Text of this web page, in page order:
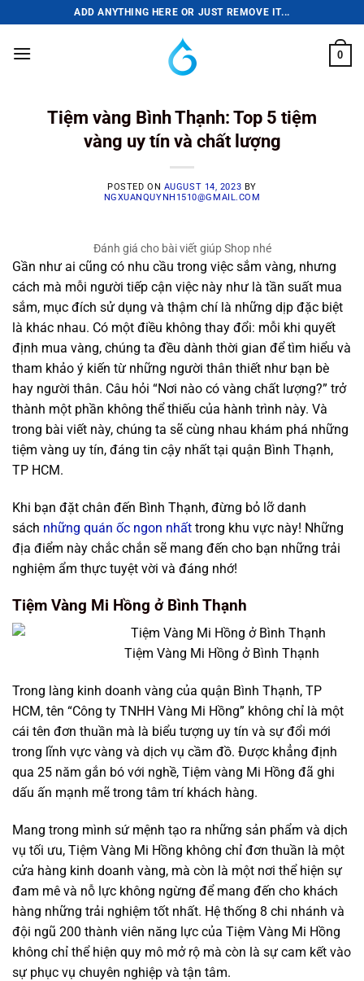
to
content
ADD ANYTHING HERE OR JUST REMOVE IT...
0
Tiệm vàng Bình Thạnh: Top 5 tiệm
vàng uy tín và chất lượng
POSTED ON AUGUST 14, 2023 BY
NGXUANQUYNH1510@GMAIL.COM
Đánh giá cho bài viết giúp Shop nhé
Gần như ai cũng có nhu cầu trong việc sắm vàng, nhưng
cách mà mỗi người tiếp cận việc này như là tần suất mua
sắm, mục đích sử dụng và thậm chí là những dịp đặc biệt
là khác nhau. Có một điều không thay đổi: mỗi khi quyết
định mua vàng, chúng ta đều dành thời gian để tìm hiểu và
tham khảo ý kiến từ những người thân thiết như bạn bè
hay người thân. Câu hỏi “Nơi nào có vàng chất lượng?” trở
thành một phần không thể thiếu của hành trình này. Và
trong bài viết này, chúng ta sẽ cùng nhau khám phá những
tiệm vàng uy tín, đáng tin cậy nhất tại quận Bình Thạnh,
TP HCM.
Khi bạn đặt chân đến Bình Thạnh, đừng bỏ lỡ danh
sách những quán ốc ngon nhất trong khu vực này! Những
địa điểm này chắc chắn sẽ mang đến cho bạn những trải
nghiệm ẩm thực tuyệt vời và đáng nhớ!
Tiệm Vàng Mi Hồng ở Bình Thạnh
Tiệm Vàng Mi Hồng ở Bình Thạnh
Trong làng kinh doanh vàng của quận Bình Thạnh, TP
HCM, tên “Công ty TNHH Vàng Mi Hồng” không chỉ là một
cái tên đơn thuần mà là biểu tượng uy tín và sự đổi mới
trong lĩnh vực vàng và dịch vụ cầm đồ. Được khẳng định
qua 25 năm gắn bó với nghề, Tiệm vàng Mi Hồng đã ghi
dấu ấn mạnh mẽ trong tâm trí khách hàng.
Mang trong mình sứ mệnh tạo ra những sản phẩm và dịch
vụ tối ưu, Tiệm Vàng Mi Hồng không chỉ đơn thuần là một
cửa hàng kinh doanh vàng, mà còn là một nơi thể hiện sự
đam mê và nỗ lực không ngừng để mang đến cho khách
hàng những trải nghiệm tốt nhất. Hệ thống 8 chi nhánh và
đội ngũ 200 thành viên năng lực của Tiệm Vàng Mi Hồng
không chỉ thể hiện quy mô mở rộ mà còn là sự cam kết vào
sự phục vụ chuyên nghiệp và tận tâm.